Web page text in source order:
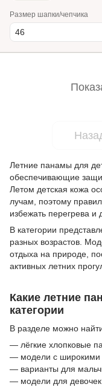
Размер шапки/чепчика
46
Летние панамы для
обеспечивающие
Летом детская кожа
лучам, поэтому
избежать перегрева и
В категории
разных возрастов.
отдыха на природе,
активных летних
Какие летние
категории
В разделе можно
— лёгкие хлопковые
— модели с широкими
— варианты для
— модели для девочек